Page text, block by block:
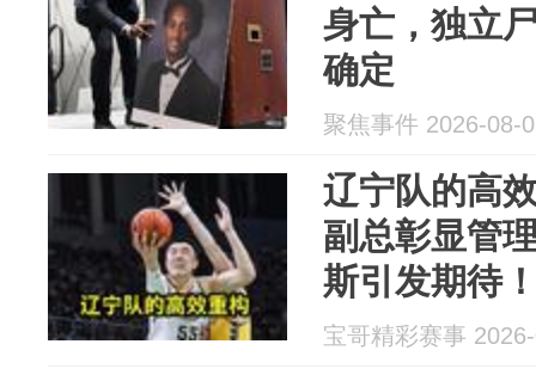
身亡，独立
确定
聚焦事件 2026-08-
辽宁队的高
副总彰显管
斯引发期待
宝哥精彩赛事